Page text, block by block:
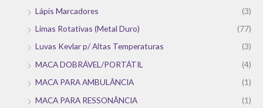
Lápis Marcadores
(3)
Limas Rotativas (Metal Duro)
(77)
Luvas Kevlar p/ Altas Temperaturas
(3)
MACA DOBRÁVEL/PORTÁTIL
(4)
MACA PARA AMBULÂNCIA
(1)
MACA PARA RESSONÂNCIA
(1)